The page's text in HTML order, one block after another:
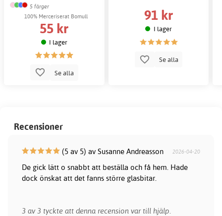
5 färger
100% Merceriserat Bomull
55 kr
I lager
Se alla
91 kr
I lager
Se alla
Recensioner
(5 av 5) av Susanne Andreasson 2026-04-20
De gick lätt o snabbt att beställa och få hem. Hade
dock önskat att det fanns större glasbitar.
3 av 3 tyckte att denna recension var till hjälp.